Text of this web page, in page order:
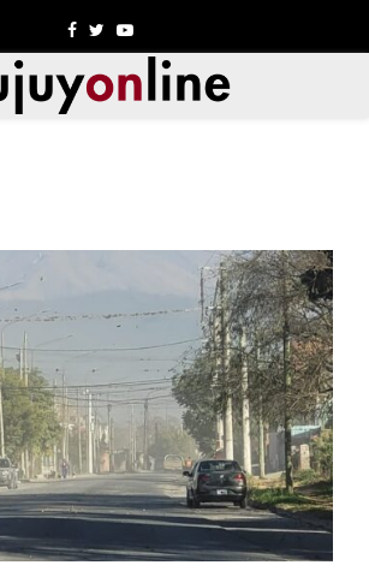
Facebook
TwitterYoutube